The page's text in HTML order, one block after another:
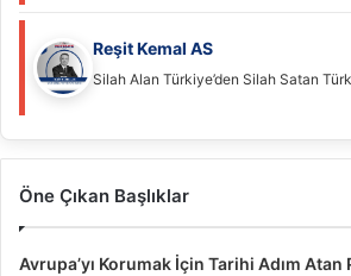
Reşit Kemal AS
Silah Alan Türkiye’den Silah Satan
Öne Çıkan Başlıklar
Avrupa’yı Korumak İçin Tarihi Adım Atan